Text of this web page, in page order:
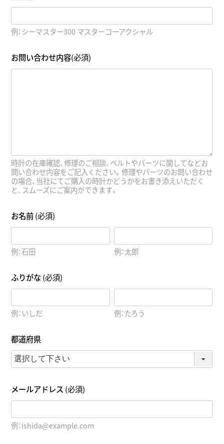
例：シーマスター300 マスターコーアクシャル
お問い合わせ内容(必須)
時計の在庫確認、修理のご相談、ベルトやパーツに関してなどお
問い合わせ内容をご記入ください。修理やパーツのお問い合わせ
の場合、当社にてご購入の時計かどうかをお書き添えいただく
と、スムーズにご案内ができます。
お名前(必須)
例：石田 例：太郎
ふりがな(必須)
例：いしだ 例：たろう
都道府県
メールアドレス (必須)
例：ishida@example.com